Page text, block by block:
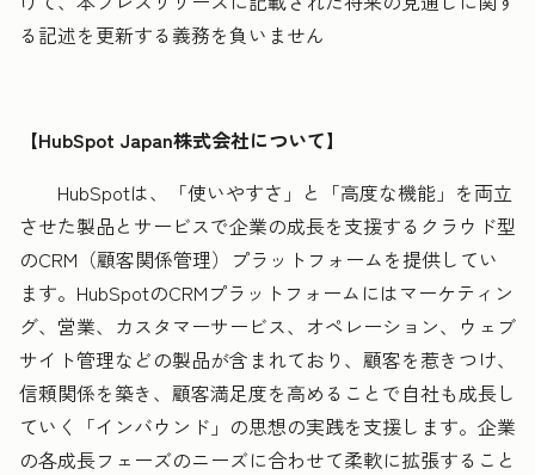
る記述を更新する義務を負いません
【HubSpot Japan株式会社について】
HubSpotは、「使いやすさ」と「高度な機能」を両立
させた製品とサービスで企業の成長を支援するクラウド型
のCRM（顧客関係管理）プラットフォームを提供してい
ます。HubSpotのCRMプラットフォームにはマーケティン
グ、営業、カスタマーサービス、オペレーション、ウェブ
サイト管理などの製品が含まれており、顧客を惹きつけ、
信頼関係を築き、顧客満足度を高めることで自社も成長し
ていく「インバウンド」の思想の実践を支援します。企業
の各成長フェーズのニーズに合わせて柔軟に拡張すること